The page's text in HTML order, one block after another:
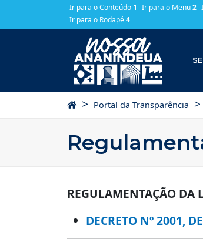
Ir para o Conteúdo 1 Ir para o Menu2
Ir para o Rodapé4
Página Inicial
> Portal da Transparência >
REGULAMENTAÇÃO DA
DECRETO Nº 2001,